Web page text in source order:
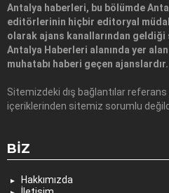
Antalya haberleri, bu bölümde
editörlerinin hiçbir editoryal
olarak ajans kanallarından geldiği
Antalya Haberleri alanında yer
muhatabı haberi geçen ajanslardır.
Sitemizdeki dış bağlantılar referans
içeriklerinden sitemiz sorumlu
BIZ
Hakkımızda